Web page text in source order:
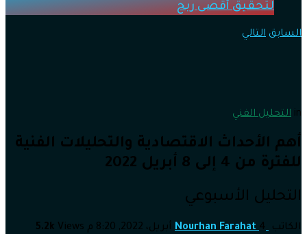
لتحقيق أقصى ربح
السابق التالي
in التحليل الفني
أهم الأحداث الاقتصادية والتحليلات الفنية
للفترة من 4 إلى 8 أبريل 2022
التحليل الأسبوعي
الكاتب Nourhan Farahat 4 أبريل، 2022, 8:20 م 5.2k Views